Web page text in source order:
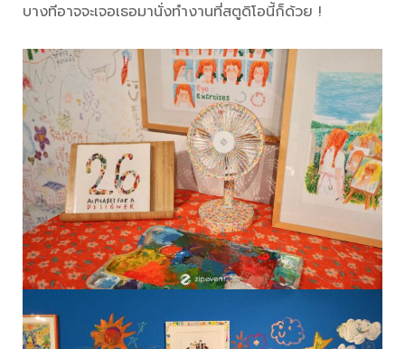
บางทีอาจจะเจอเธอมานั่งทำงานที่สตูดิโอนี้ก็ด้วย !